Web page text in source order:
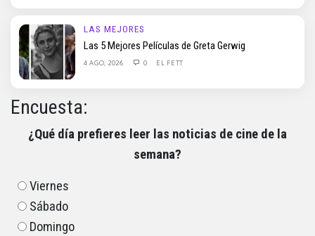
LAS MEJORES
Las 5 Mejores Películas de Greta Gerwig
4 AGO, 2026 0 EL FETT
Encuesta:
¿Qué día prefieres leer las noticias de cine de la
semana?
Viernes
Sábado
Domingo